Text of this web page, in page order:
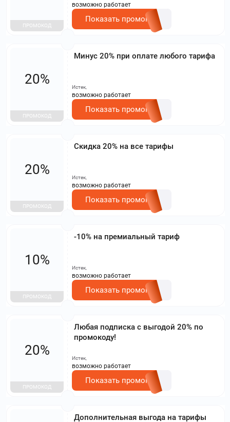
ПРОМОКОД
возможно работает
Показать промокод
Минус 20% при оплате любого тарифа
20%
ПРОМОКОД
Истек,
возможно работает
Показать промокод
Скидка 20% на все тарифы
20%
ПРОМОКОД
Истек,
возможно работает
Показать промокод
-10% на премиальный тариф
10%
ПРОМОКОД
Истек,
возможно работает
Показать промокод
Любая подписка с выгодой 20% по
промокоду!
20%
ПРОМОКОД
Истек,
возможно работает
Показать промокод
Дополнительная выгода на тарифы